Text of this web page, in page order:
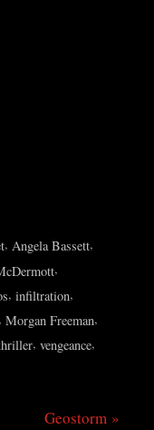
, Angela Bassett,
,
, infiltration,
Morgan Freeman,
, vengeance,
N
Geostorm